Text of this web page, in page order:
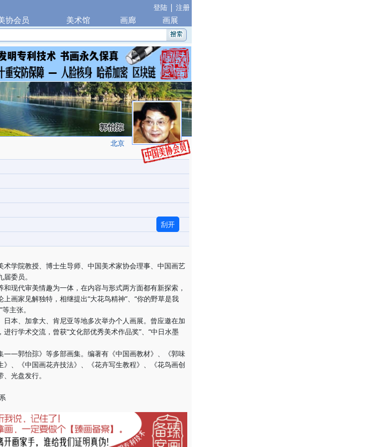
登陆 | 注册
协会员 美术馆 画廊 画展
郭怡孮
北京
刮开
学院教授、博士生导师、中国美术家协会理事、中国画艺
委员。
现代审美情趣为一体，在内容与形式两方面都有新探索，
画家见解独特，相继提出“大花鸟精神”、“你的野草是我
主张。
本、加拿大、肯尼亚等地多次举办个人画展。曾应邀在加
行学术交流，曾获“文化部优秀美术作品奖”、“中日水墨
郭怡孮》等多部画集。编著有《中国画教材》、《郭味
、《中国画花卉技法》、《花卉写生教程》、《花鸟画创
光盘发行。